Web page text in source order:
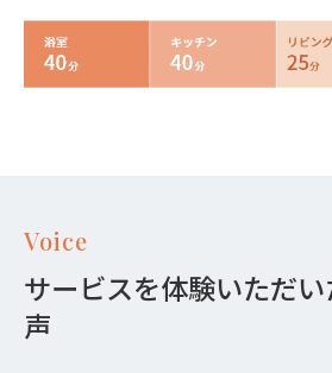
Voice
サービスを体験いただ
声